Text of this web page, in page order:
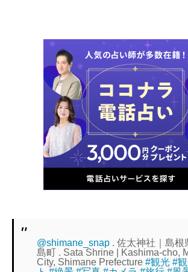
@shimane_snap . 佐太神社｜島根
島町 . Sata Shrine | Kashima-cho,
City, Shimane Prefecture#観光 #